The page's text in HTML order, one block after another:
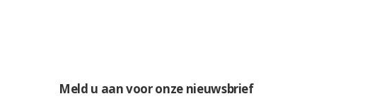
Meld u aan voor onze nieuwsbrief